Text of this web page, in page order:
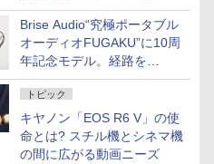
「AC iPurifier2」
Brise Audio“究極ポータブル
オーディオFUGAKU”に10周
年記念モデル。経路を
NISHIKIで統一。400万円
トピック
キヤノン「EOS R6 V」の使
命とは? スチル機とシネマ機
の間に広がる動画ニーズ